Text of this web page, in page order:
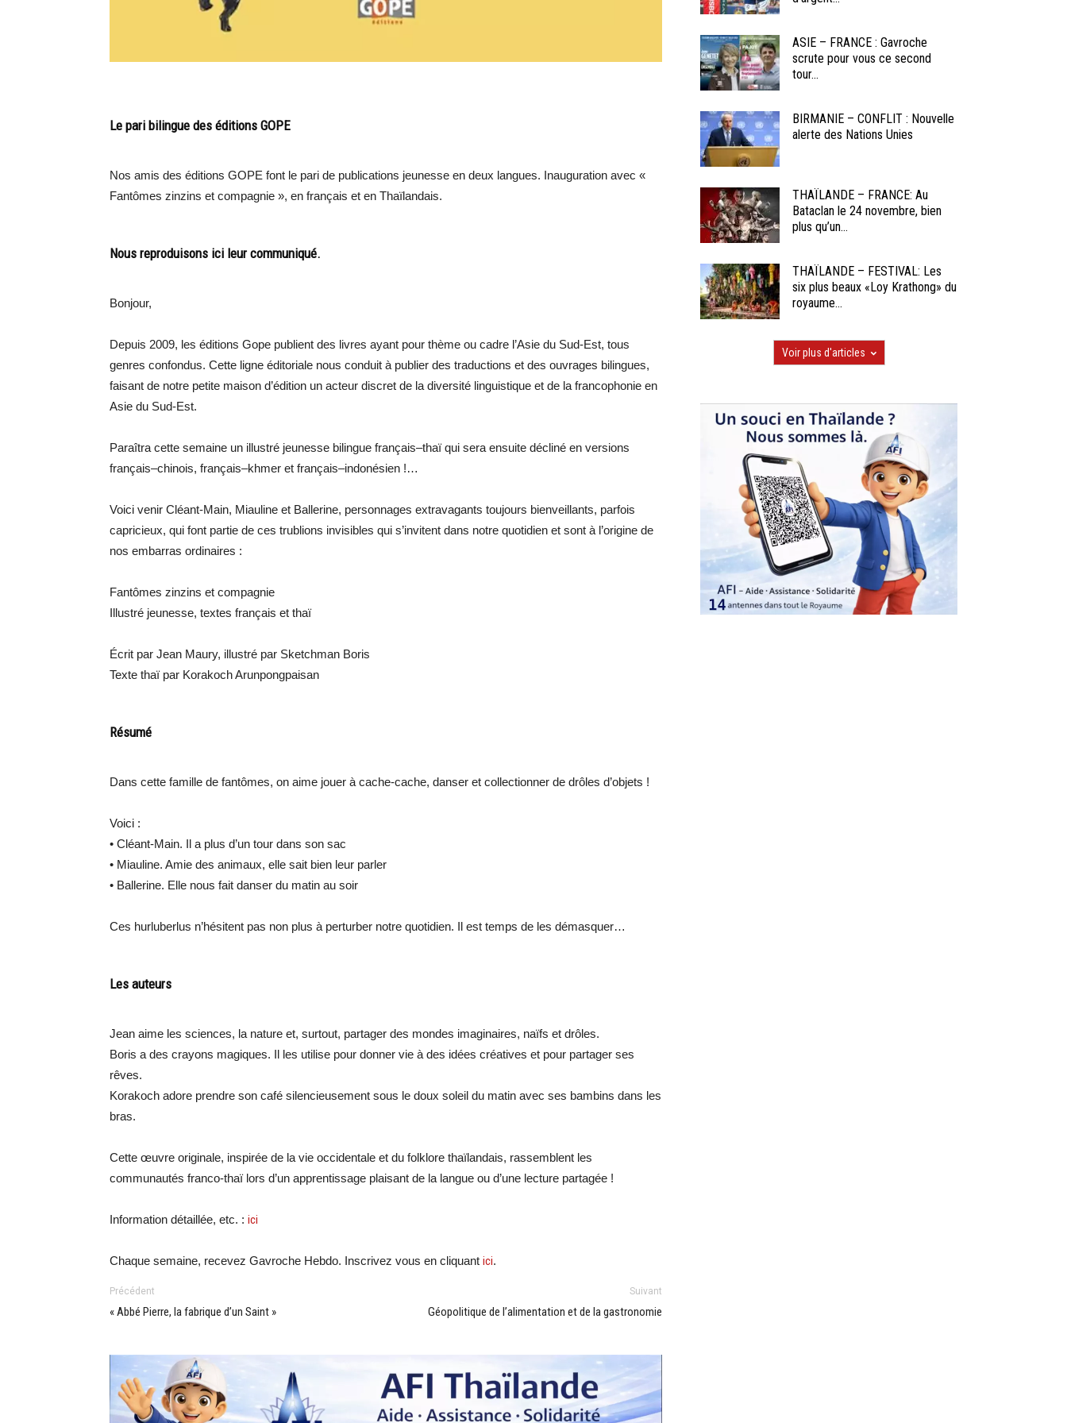
Le pari bilingue des éditions GOPE
Nos amis des éditions GOPE font le pari de publications jeunesse en deux langues. Inauguration avec «
Fantômes zinzins et compagnie », en français et en Thaïlandais.
Nous reproduisons ici leur communiqué.
Bonjour,
Depuis 2009, les éditions Gope publient des livres ayant pour thème ou cadre l’Asie du Sud-Est, tous
genres confondus. Cette ligne éditoriale nous conduit à publier des traductions et des ouvrages bilingues,
faisant de notre petite maison d’édition un acteur discret de la diversité linguistique et de la francophonie en
Asie du Sud-Est.
Paraîtra cette semaine un illustré jeunesse bilingue français–thaï qui sera ensuite décliné en versions
français–chinois, français–khmer et français–indonésien !…
Voici venir Cléant-Main, Miauline et Ballerine, personnages extravagants toujours bienveillants, parfois
capricieux, qui font partie de ces trublions invisibles qui s’invitent dans notre quotidien et sont à l’origine de
nos embarras ordinaires :
Fantômes zinzins et compagnie
Illustré jeunesse, textes français et thaï
Écrit par Jean Maury, illustré par Sketchman Boris
Texte thaï par Korakoch Arunpongpaisan
Résumé
Dans cette famille de fantômes, on aime jouer à cache-cache, danser et collectionner de drôles d’objets !
Voici :
• Cléant-Main. Il a plus d’un tour dans son sac
• Miauline. Amie des animaux, elle sait bien leur parler
• Ballerine. Elle nous fait danser du matin au soir
Ces hurluberlus n’hésitent pas non plus à perturber notre quotidien. Il est temps de les démasquer…
Les auteurs
Jean aime les sciences, la nature et, surtout, partager des mondes imaginaires, naïfs et drôles.
Boris a des crayons magiques. Il les utilise pour donner vie à des idées créatives et pour partager ses
rêves.
Korakoch adore prendre son café silencieusement sous le doux soleil du matin avec ses bambins dans les
bras.
Cette œuvre originale, inspirée de la vie occidentale et du folklore thaïlandais, rassemblent les
communautés franco-thaï lors d’un apprentissage plaisant de la langue ou d’une lecture partagée !
Information détaillée, etc. : ici
Chaque semaine, recevez Gavroche Hebdo. Inscrivez vous en cliquant ici.
Précédent
« Abbé Pierre, la fabrique d’un Saint »
Suivant
Géopolitique de l’alimentation et de la gastronomie
ASIE – FRANCE : Gavroche
scrute pour vous ce second
tour...
BIRMANIE – CONFLIT : Nouvelle
alerte des Nations Unies
THAÏLANDE – FRANCE: Au
Bataclan le 24 novembre, bien
plus qu’un...
THAÏLANDE – FESTIVAL: Les
six plus beaux «Loy Krathong» du
royaume...
Voir plus d'articles